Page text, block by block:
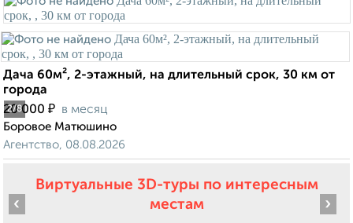
2/8
Дача 60м², 2-этажный, на длительный срок, 30 км от
города
20 000 ₽ в месяц
Боровое Матюшино
Агентство, 08.08.2026
Виртуальные 3D-туры по интересным
местам
‹ ›